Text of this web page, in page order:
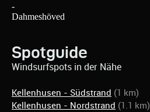
Spotguide
Windsurfspots in der Nähe
Kellenhusen - Südstrand (1 km)
Kellenhusen - Nordstrand (1.1 km)